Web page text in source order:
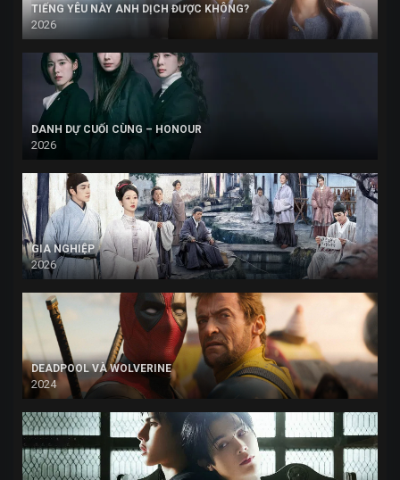
TIẾNG YÊU NÀY ANH DỊCH ĐƯỢC KHÔNG?
2026
DANH DỰ CUỐI CÙNG – HONOUR
2026
GIA NGHIỆP
2026
DEADPOOL VÀ WOLVERINE
2024